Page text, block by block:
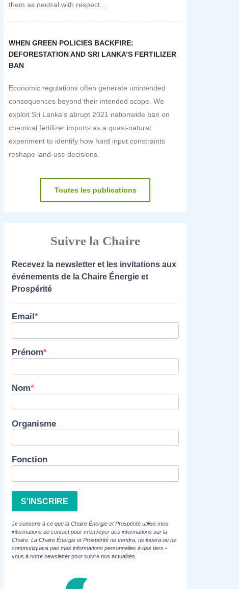
them as neutral with respect...
WHEN GREEN POLICIES BACKFIRE:
DEFORESTATION AND SRI LANKA’S FERTILIZER
BAN
Economic regulations often generate unintended
consequences beyond their intended scope. We
exploit Sri Lanka's abrupt 2021 nationwide ban on
chemical fertilizer imports as a quasi-natural
experiment to identify how hard input constraints
reshape land-use decisions.
Toutes les publications
Suivre la Chaire
Recevez la newsletter et les invitations aux
événements de la Chaire Énergie et
Prospérité
Email
Prénom
Nom
Organisme
Fonction
S'INSCRIRE
Je consens à ce que la Chaire Énergie et Prospérité utilise mes
informations de contact pour m'envoyer des informations sur la
Chaire. La Chaire Énergie et Prospérité ne vendra, ne louera ou ne
communiquera pas mes informations personnelles à des tiers. -
vous à notre newsletter pour suivre nos actualités.